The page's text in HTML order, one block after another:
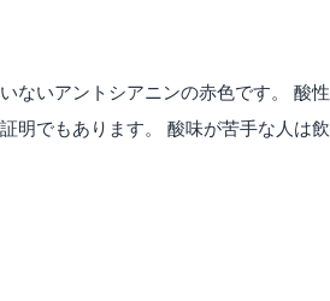
ないアントシアニンの赤色です。 酸性
明でもあります。 酸味が苦手な人は飲